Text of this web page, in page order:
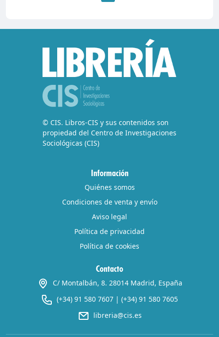
© CIS. Libros-CIS y sus contenidos son
propiedad del Centro de Investigaciones
Sociológicas (CIS)
Información
Quiénes somos
Condiciones de venta y envío
Aviso legal
Política de privacidad
Política de cookies
Contacto
C/ Montalbán, 8. 28014 Madrid, España
(+34) 91 580 7607 | (+34) 91 580 7605
libreria@cis.es